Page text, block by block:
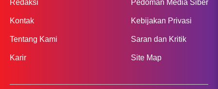
Redaksi
Kontak
Tentang Kami
Karir
Pedoman Media Siber
Kebijakan Privasi
Saran dan Kritik
Site Map